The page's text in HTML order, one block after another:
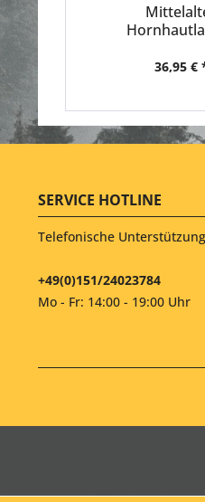
36,95 €
SERVICE HOTLINE
Telefonische
+49(0)151/24023784
Mo - Fr: 14:00 - 19:00 Uhr